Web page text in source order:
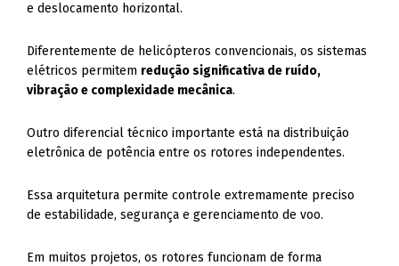
e deslocamento horizontal.
Diferentemente de helicópteros convencionais, os sistemas
elétricos permitem redução significativa de ruído,
vibração e complexidade mecânica.
Outro diferencial técnico importante está na distribuição
eletrônica de potência entre os rotores independentes.
Essa arquitetura permite controle extremamente preciso
de estabilidade, segurança e gerenciamento de voo.
Em muitos projetos, os rotores funcionam de forma